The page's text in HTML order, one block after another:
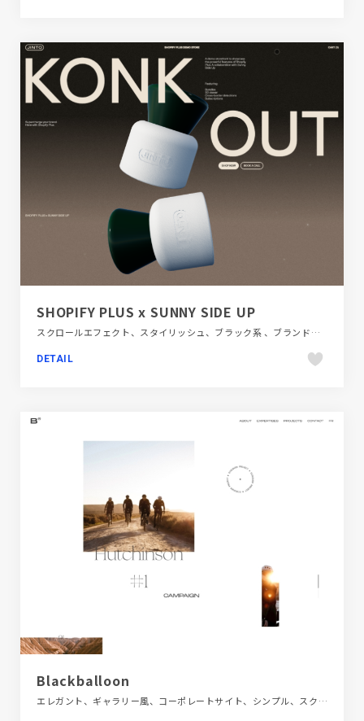
SHOPIFY PLUS x SUNNY SIDE UP
スクロールエフェクト、スタイリッシュ、ブラック系 、ブランド・サービスサイト、ブルー系、ホワイト系、ポップ、医療・ヘルスケア
DETAIL
Blackballoon
エレガント、ギャラリー風、コーポレートサイト、シンプル、スクロールエフェクト、スタイリッシュ、デザイン・アート・音楽・文芸、ホワイト系、モーション多め、大きめ写真、海外サイト